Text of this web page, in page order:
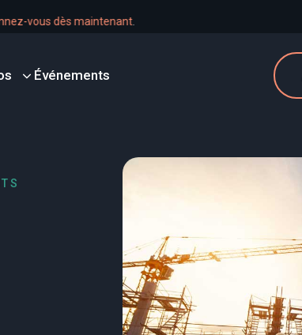
Abonnez-vous dès maintenant
Événements